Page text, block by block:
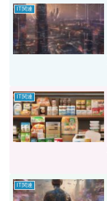
IT関連
IT関連
IT関連